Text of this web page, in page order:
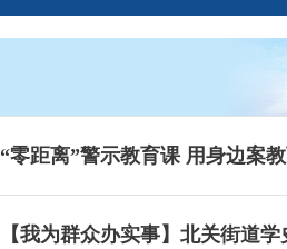
“零距离”警示教育课 用身边案
【我为群众办实事】北关街道